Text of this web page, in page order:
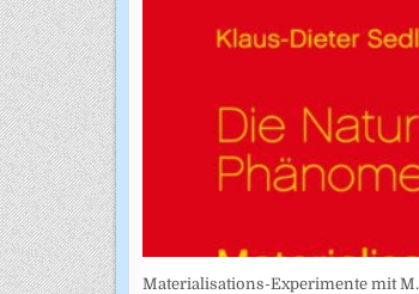
Materialisations-Experimente mit